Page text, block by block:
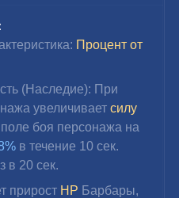
Процент от
(Наследие): При
увеличивает силу
боя персонажа на
в течение 10 сек.
в 20 сек.
прирост HP Барбары,